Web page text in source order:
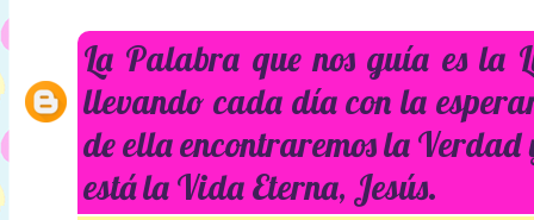
La Palabra que nos guía es la
llevando cada día con la
de ella encontraremos la Verdad
está la Vida Eterna, Jesús.